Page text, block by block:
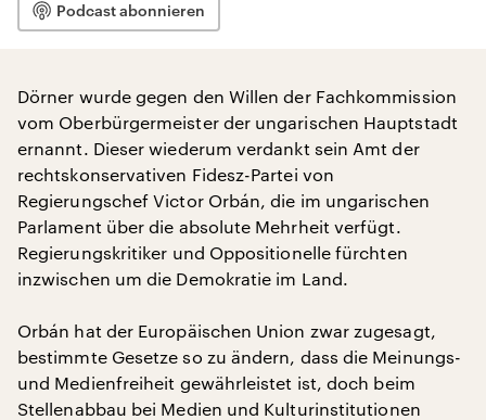
Podcast abonnieren
Dörner wurde gegen den Willen der Fachkommission
vom Oberbürgermeister der ungarischen Hauptstadt
ernannt. Dieser wiederum verdankt sein Amt der
rechtskonservativen Fidesz-Partei von
Regierungschef Victor Orbán, die im ungarischen
Parlament über die absolute Mehrheit verfügt.
Regierungskritiker und Oppositionelle fürchten
inzwischen um die Demokratie im Land.
Orbán hat der Europäischen Union zwar zugesagt,
bestimmte Gesetze so zu ändern, dass die Meinungs-
und Medienfreiheit gewährleistet ist, doch beim
Stellenabbau bei Medien und Kulturinstitutionen